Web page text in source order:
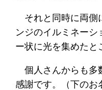
それと同時に両側
ンジのイルミネーシ
ー状に光を集めたと
個人さんからも多
感謝です。（下のお